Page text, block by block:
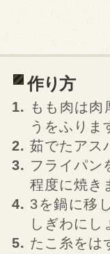
作り方
もも肉は
うをふりま
茹でたアス
フライパン
程度に焼き
3を鍋に移
しぎわにし
たこ糸をは